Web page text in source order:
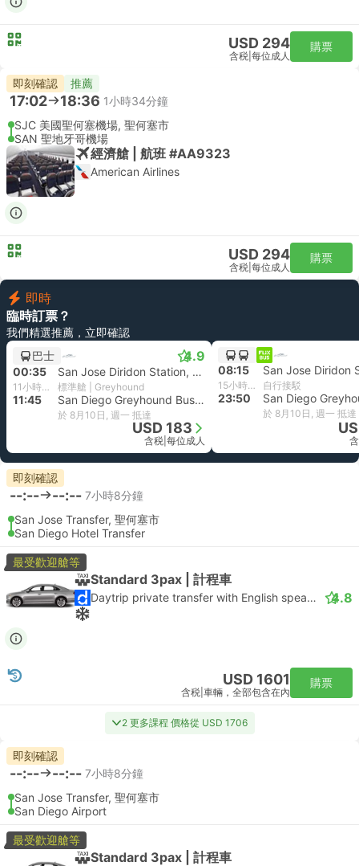
USD 294
含税 每位成人
購票
即刻確認 推薦
17:02 18:36 1小時34分鐘
SJC 美國聖何塞機場, 聖何塞市
SAN 聖地牙哥機場
經濟艙 | 航班 #AA9323
American Airlines
USD 294
含税 每位成人
購票
即時
臨時訂票？
我們精選推薦，立即確認
巴士
4.9
00:35 San Jose Diridon Station, Santa Clara
11小時10分鐘 標準艙 | Greyhound
11:45 San Diego Greyhound Bus Stop, 圣地亚哥 飞机场
於 8月10日, 週一 抵達
USD 183
含税 每位成人
08:15
15小時35分鐘 自行接駁
23:50
於 8月10日, 週一 抵達
即刻確認
--:-- --:-- 7小時8分鐘
San Jose Transfer, 聖何塞市
San Diego Hotel Transfer
最受歡迎艙等
Standard 3pax | 計程車
Daytrip private transfer with English speaking driver 4.8
USD 1601
含税 車輛，全部包含在內
購票
2 更多課程 價格從 USD 1706
即刻確認
--:-- --:-- 7小時8分鐘
San Jose Transfer, 聖何塞市
San Diego Airport
最受歡迎艙等
Standard 3pax | 計程車